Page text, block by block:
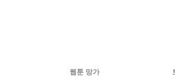
웹툰 망가